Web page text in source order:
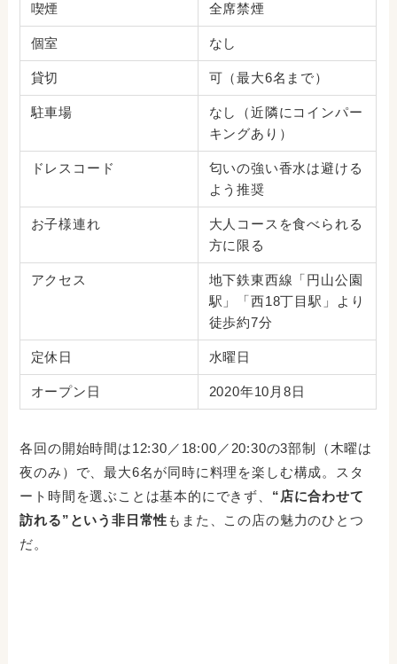
喫煙 全席禁煙
個室 なし
貸切 可（最大6名まで）
駐車場
なし（近隣にコインパー
キングあり）
ドレスコード
匂いの強い香水は避ける
よう推奨
お子様連れ
大人コースを食べられる
方に限る
アクセス
地下鉄東西線「円山公園
駅」「西18丁目駅」より
徒歩約7分
定休日 水曜日
オープン日 2020年10月8日
各回の開始時間は12:30／18:00／20:30の3部制（木曜は
夜のみ）で、最大6名が同時に料理を楽しむ構成。スタ
ート時間を選ぶことは基本的にできず、 “店に合わせて
訪れる”という非日常性 もまた、この店の魅力のひとつ
だ。